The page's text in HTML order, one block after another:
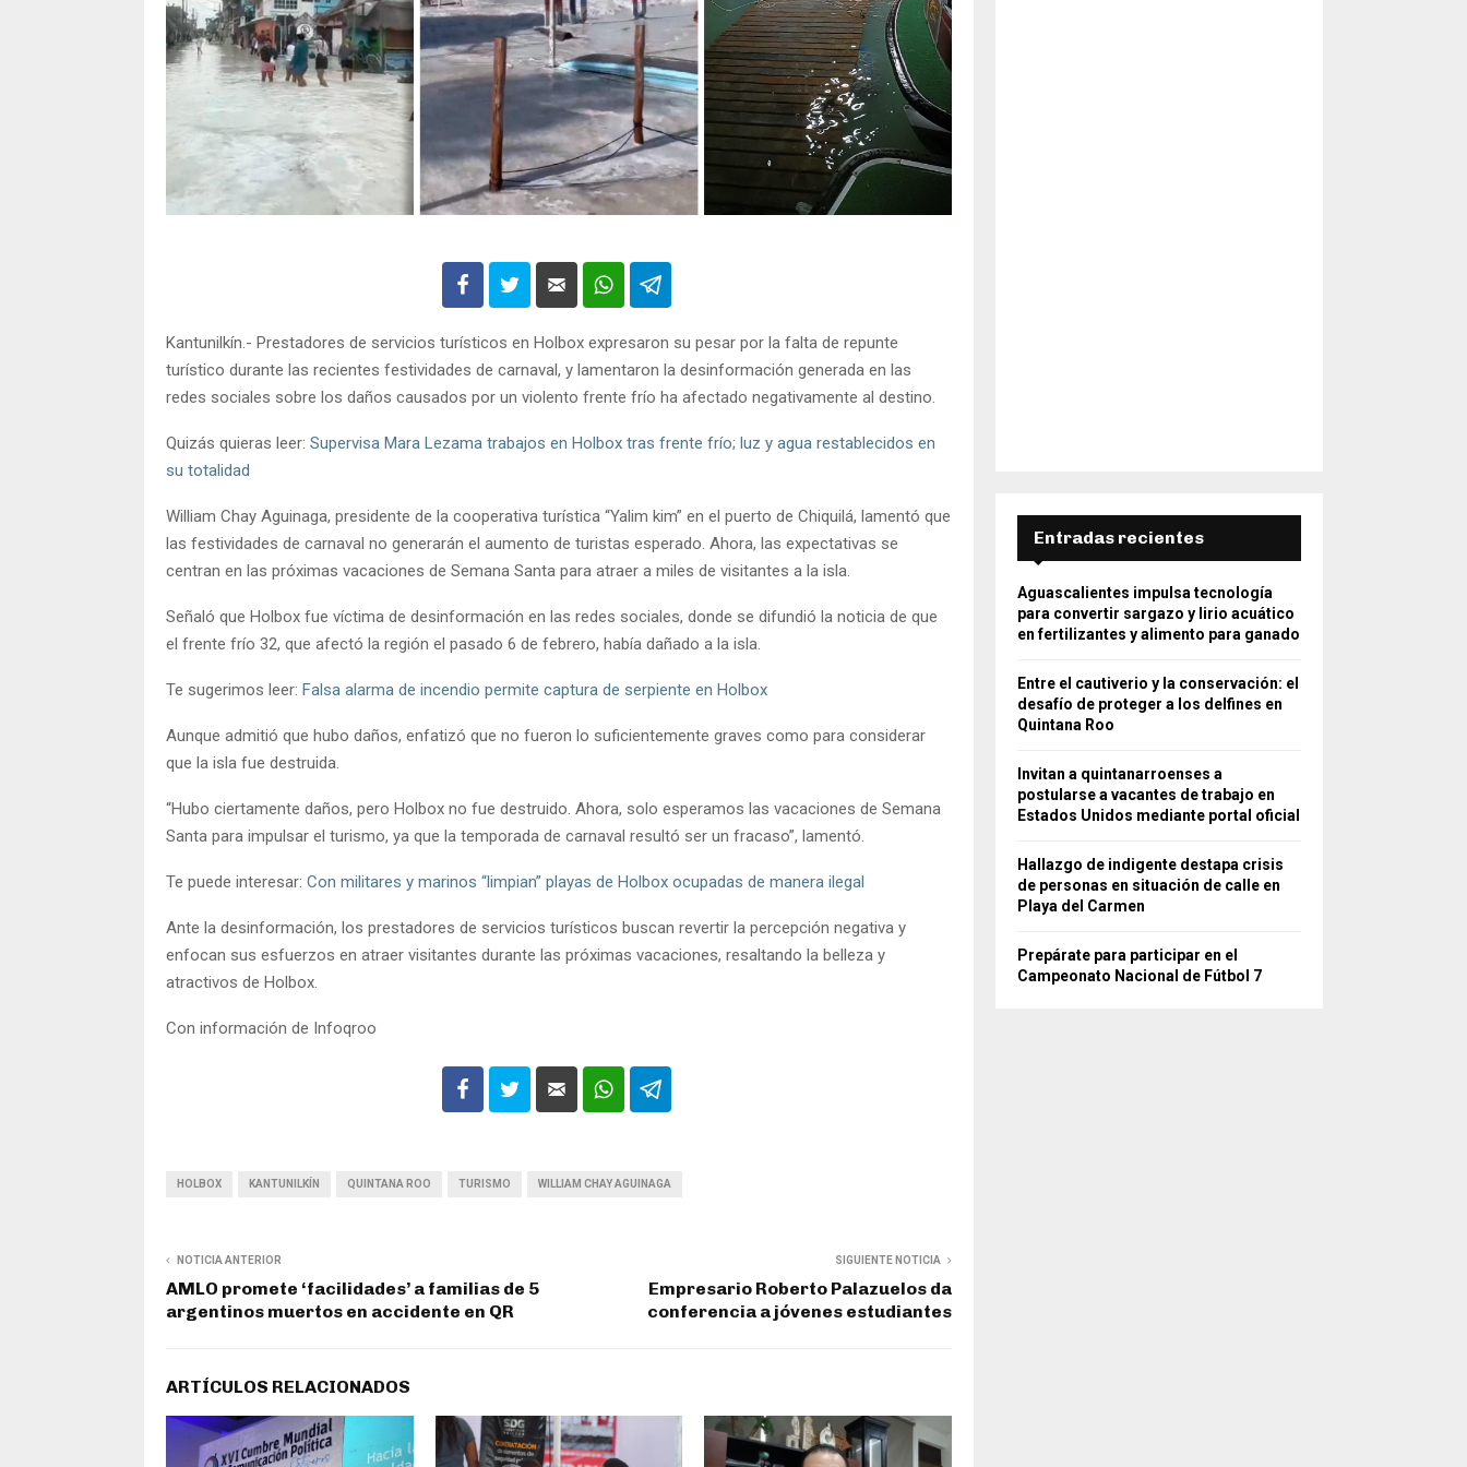
Kantunilkín.- Prestadores de servicios turísticos en Holbox expresaron su pesar por la falta de repunte
turístico durante las recientes festividades de carnaval, y lamentaron la desinformación generada en las
redes sociales sobre los daños causados por un violento frente frío ha afectado negativamente al destino.
Quizás quieras leer: Supervisa Mara Lezama trabajos en Holbox tras frente frío; luz y agua restablecidos en
su totalidad
William Chay Aguinaga, presidente de la cooperativa turística “Yalim kim” en el puerto de Chiquilá, lamentó que
las festividades de carnaval no generarán el aumento de turistas esperado. Ahora, las expectativas se
centran en las próximas vacaciones de Semana Santa para atraer a miles de visitantes a la isla.
Señaló que Holbox fue víctima de desinformación en las redes sociales, donde se difundió la noticia de que
el frente frío 32, que afectó la región el pasado 6 de febrero, había dañado a la isla.
Te sugerimos leer: Falsa alarma de incendio permite captura de serpiente en Holbox
Aunque admitió que hubo daños, enfatizó que no fueron lo suficientemente graves como para considerar
que la isla fue destruida.
“Hubo ciertamente daños, pero Holbox no fue destruido. Ahora, solo esperamos las vacaciones de Semana
Santa para impulsar el turismo, ya que la temporada de carnaval resultó ser un fracaso”, lamentó.
Te puede interesar: Con militares y marinos “limpian” playas de Holbox ocupadas de manera ilegal
Ante la desinformación, los prestadores de servicios turísticos buscan revertir la percepción negativa y
enfocan sus esfuerzos en atraer visitantes durante las próximas vacaciones, resaltando la belleza y
atractivos de Holbox.
Con información de Infoqroo
HOLBOX KANTUNILKÍN QUINTANA ROO TURISMO WILLIAM CHAY AGUINAGA
NOTICIA ANTERIOR
AMLO promete ‘facilidades’ a familias de 5
argentinos muertos en accidente en QR
SIGUIENTE NOTICIA
Empresario Roberto Palazuelos da
conferencia a jóvenes estudiantes
ARTÍCULOS RELACIONADOS
Entradas recientes
Aguascalientes impulsa tecnología
para convertir sargazo y lirio acuático
en fertilizantes y alimento para ganado
Entre el cautiverio y la conservación: el
desafío de proteger a los delfines en
Quintana Roo
Invitan a quintanarroenses a
postularse a vacantes de trabajo en
Estados Unidos mediante portal oficial
Hallazgo de indigente destapa crisis
de personas en situación de calle en
Playa del Carmen
Prepárate para participar en el
Campeonato Nacional de Fútbol 7